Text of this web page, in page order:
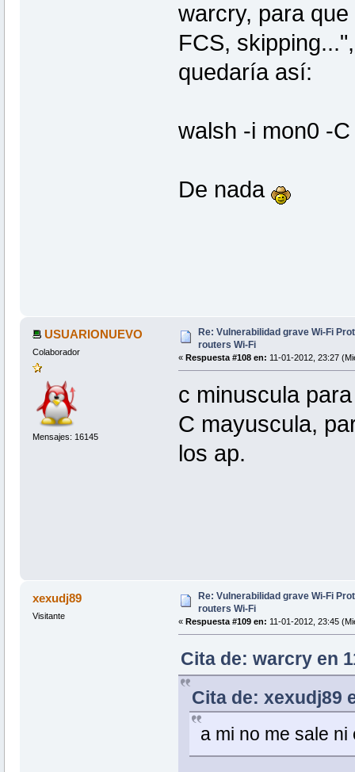
warcry, para
FCS,
quedaría así:
walsh -i mon0 -C
De nada
USUARIONUEVO
Colaborador
Mensajes: 16145
Re: Vulnerabilidad grave Wi-Fi
routers Wi-Fi
« Respuesta #108 en: 11-01-2012, 23:27
c minuscula
C mayuscula,
los ap.
xexudj89
Visitante
Re: Vulnerabilidad grave Wi-Fi
routers Wi-Fi
« Respuesta #109 en: 11-01-2012, 23:45
Cita de: warcry en
Cita de: xexudj89
a mi no me sale ni